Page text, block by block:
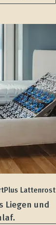
Lattenrost
Liegen und